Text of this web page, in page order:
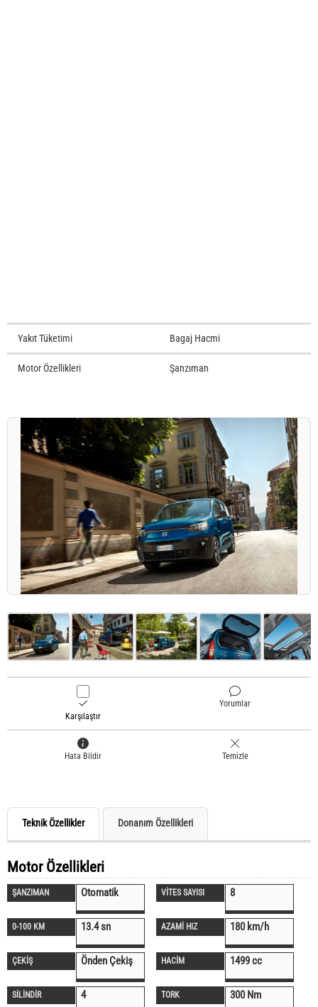
Yakıt Tüketimi Bagaj Hacmi
Motor Özellikleri Şanzıman
Karşılaştır
Yorumlar
Hata Bildir Temizle
Teknik Özellikler Donanım Özellikleri
Motor Özellikleri
ŞANZIMAN Otomatik VİTES SAYISI 8
0-100 KM 13.4 sn AZAMİ HIZ 180 km/h
ÇEKİŞ Önden Çekiş HACİM 1499 cc
SİLİNDİR 4 TORK 300 Nm